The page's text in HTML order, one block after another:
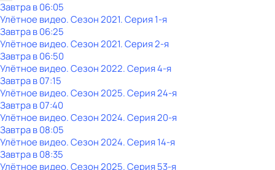
Завтра в 06:05
Улётное видео. Сезон 2021. Серия 1-я
Завтра в 06:25
Улётное видео. Сезон 2021. Серия 2-я
Завтра в 06:50
Улётное видео. Сезон 2022. Серия 4-я
Завтра в 07:15
Улётное видео. Сезон 2025. Серия 24-я
Завтра в 07:40
Улётное видео. Сезон 2024. Серия 20-я
Завтра в 08:05
Улётное видео. Сезон 2024. Серия 14-я
Завтра в 08:35
Улётное видео. Сезон 2025. Серия 53-я